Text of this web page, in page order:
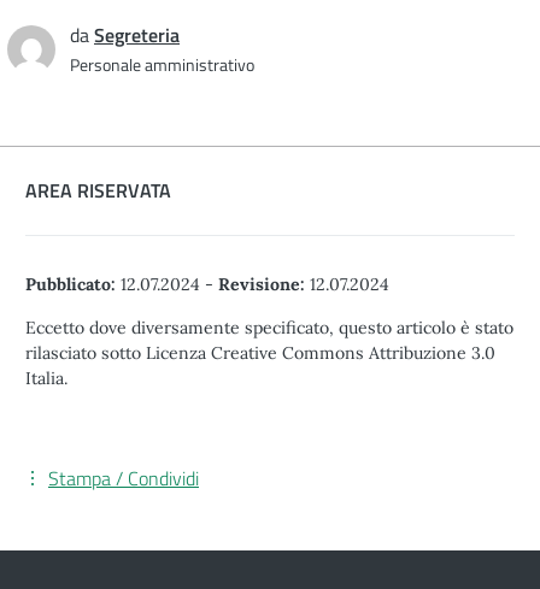
daSegreteria
Personale amministrativo
AREA RISERVATA
Pubblicato: 12.07.2024 - Revisione: 12.07.2024
Eccetto dove diversamente specificato, questo articolo è stato
rilasciato sotto Licenza Creative Commons Attribuzione 3.0
Italia.
Stampa / Condividi